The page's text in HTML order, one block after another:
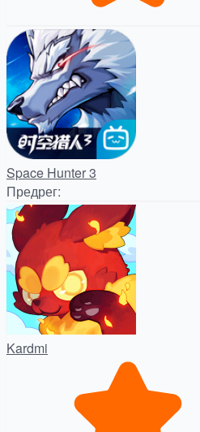
Space Hunter 3
Предрег:
Kardmi